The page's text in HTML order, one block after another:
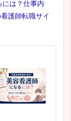
には？仕事内
護師転職サイ